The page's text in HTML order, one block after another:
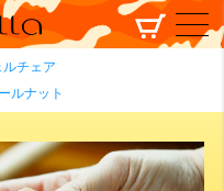
チェア
ルナット